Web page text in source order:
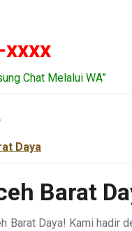
Chat Melalui WA”
Daya
Barat
Daya! Kami hadir